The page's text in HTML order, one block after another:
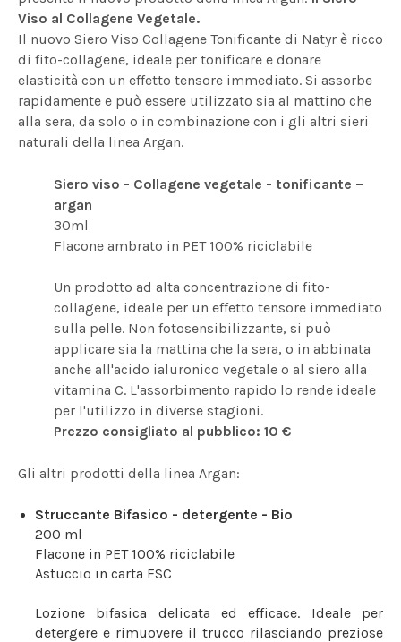
Viso al Collagene Vegetale.
Il nuovo Siero Viso Collagene Tonificante di Natyr è ricco
di fito-collagene, ideale per tonificare e donare
elasticità con un effetto tensore immediato. Si assorbe
rapidamente e può essere utilizzato sia al mattino che
alla sera, da solo o in combinazione con i gli altri sieri
naturali della linea Argan.
Siero viso - Collagene vegetale - tonificante –
argan
30ml
Flacone ambrato in PET 100% riciclabile
Un prodotto ad alta concentrazione di fito-
collagene, ideale per un effetto tensore immediato
sulla pelle. Non fotosensibilizzante, si può
applicare sia la mattina che la sera, o in abbinata
anche all'acido ialuronico vegetale o al siero alla
vitamina C. L'assorbimento rapido lo rende ideale
per l'utilizzo in diverse stagioni.
Prezzo consigliato al pubblico: 10 €
Gli altri prodotti della linea Argan:
Struccante Bifasico - detergente - Bio
200 ml
Flacone in PET 100% riciclabile
Astuccio in carta FSC
Lozione bifasica delicata ed efficace. Ideale per
detergere e rimuovere il trucco rilasciando preziose